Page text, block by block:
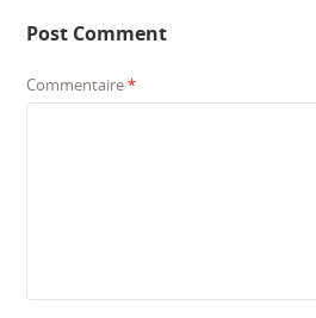
Post Comment
Commentaire*